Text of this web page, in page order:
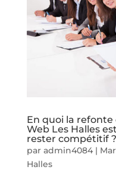
En quoi la refonte
Web Les Halles
rester compétitif ?
par admin4084|
Halles